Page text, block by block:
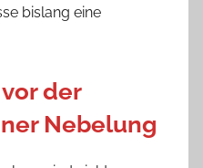
bislang eine
der
Nebelung